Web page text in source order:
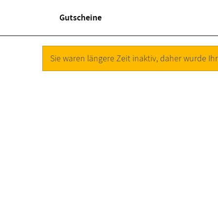
Gutscheine
Sie waren längere Zeit inaktiv, daher wurde